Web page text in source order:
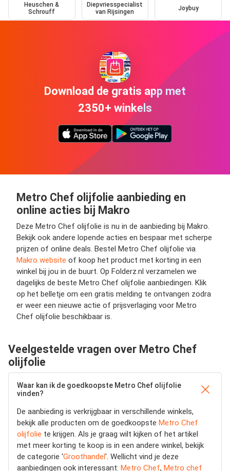
Heuschen &
Schrouff
Diepvriesspecialist
van Rijsingen
Joybuy
Download de gratis app met
2350+ winkels
Metro Chef olijfolie aanbieding en
online acties bij Makro
Deze Metro Chef olijfolie is nu in de aanbieding bij Makro.
Bekijk ook andere lopende acties en bespaar met scherpe
prijzen of online deals. Bestel Metro Chef olijfolie via
Makro website of koop het product met korting in een
winkel bij jou in de buurt. Op Folderz.nl verzamelen we
dagelijks de beste Metro Chef olijfolie aanbiedingen. Klik
op het belletje om een gratis melding te ontvangen zodra
er weer een nieuwe actie of prijsverlaging voor Metro
Chef olijfolie beschikbaar is.
Veelgestelde vragen over Metro Chef
olijfolie
Waar kan ik de goedkoopste Metro Chef olijfolie
vinden?
De aanbieding is verkrijgbaar in verschillende winkels,
bekijk alle producten om de goedkoopste Metro Chef
olijfolie te krijgen. Als je graag wilt kijken of het artikel
met meer korting te koop is in een andere winkel, bekijk
de categorie 'Groothandel'. Wellicht vind je deze
aanbiedingen ook interessant: Metro Chef, Metro chef